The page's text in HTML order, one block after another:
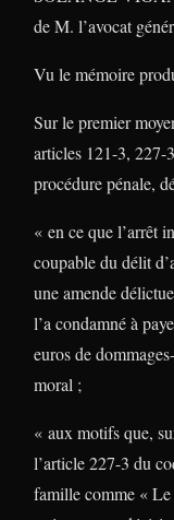
de M. l’avocat
Vu le mémoire
Sur le premier
articles 121-3, 227-
procédure pénale,
« en ce que
coupable du délit
une amende
l’a condamné à
euros de
moral ;
« aux motifs que,
l’article 227-3 du
famille comme « Le